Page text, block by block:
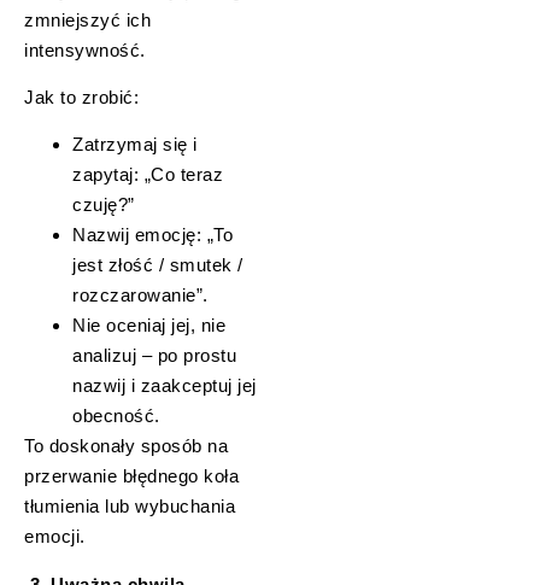
zmniejszyć ich
intensywność.
Jak to zrobić:
Zatrzymaj się i
zapytaj: „Co teraz
czuję?”
Nazwij emocję: „To
jest złość / smutek /
rozczarowanie”.
Nie oceniaj jej, nie
analizuj – po prostu
nazwij i zaakceptuj jej
obecność.
To doskonały sposób na
przerwanie błędnego koła
tłumienia lub wybuchania
emocji.